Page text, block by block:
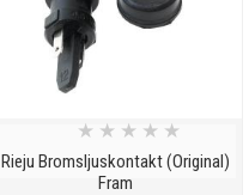
Rieju Bromsljuskontakt (Original)
Fram
★ ★ ★ ★ ★